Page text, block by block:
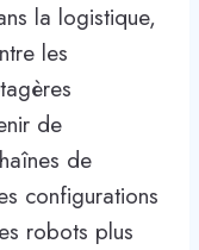
la logistique,
les
de
de
configurations
robots plus